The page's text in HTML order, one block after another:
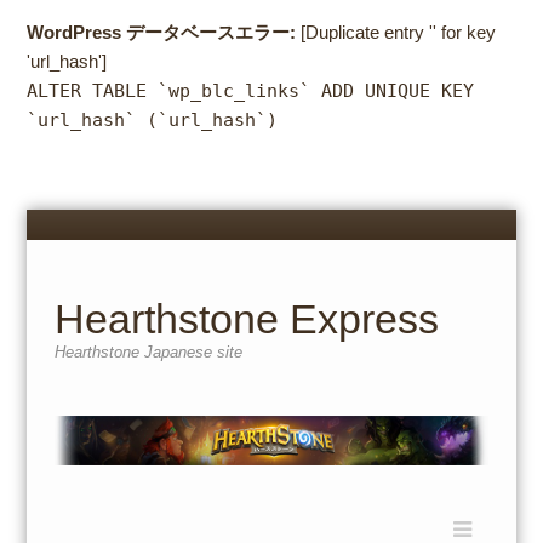
WordPress データベースエラー: [Duplicate entry '' for key
'url_hash']
ALTER TABLE `wp_blc_links` ADD UNIQUE KEY
`url_hash` (`url_hash`)
Menu
Hearthstone Express
Hearthstone Japanese site